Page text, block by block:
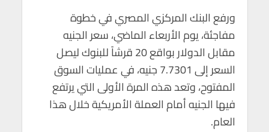
ورفع البنك المركزي المصري في خطوة
مفاجئة، يوم الأربعاء الماضي، سعر الجنيه
مقابل الدولار بواقع 20 قرشاً للبنوك ليصل
السعر إلى 7.7301 جنيه، في عمليات السوق
المفتوح، وتعد هذه المرة الأولى التي يرتفع
فيها الجنيه أمام العملة الأمريكية خلال هذا
العام.